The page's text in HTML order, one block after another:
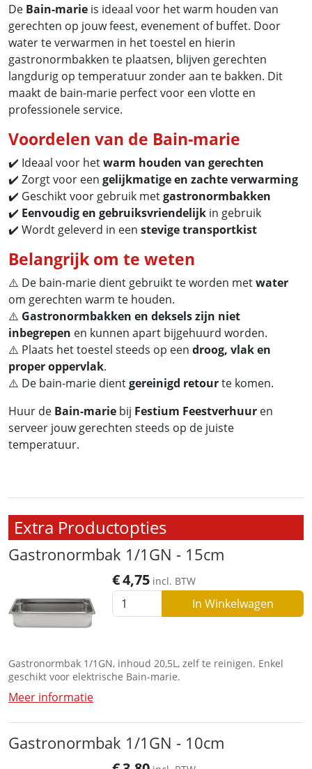
De Bain-marie is ideaal voor het warm houden van
gerechten op jouw feest, evenement of buffet. Door
water te verwarmen in het toestel en hierin
gastronormbakken te plaatsen, blijven gerechten
langdurig op temperatuur zonder aan te bakken. Dit
maakt de bain-marie perfect voor een vlotte en
professionele service.
Voordelen van de Bain-marie
✔️ Ideaal voor hetwarm houden van gerechten
✔️ Zorgt voor een gelijkmatige en zachte verwarming
✔️ Geschikt voor gebruik metgastronormbakken
✔️ Eenvoudig en gebruiksvriendelijk in gebruik
✔️ Wordt geleverd in een stevige transportkist
Belangrijk om te weten
⚠️ De bain-marie dient gebruikt te worden metwater
om gerechten warm te houden.
⚠️ Gastronormbakken en deksels zijn niet
inbegrepen en kunnen apart bijgehuurd worden.
⚠️ Plaats het toestel steeds op een droog, vlak en
proper oppervlak.
⚠️ De bain-marie dientgereinigd retourte komen.
Huur de Bain-marie bij Festium Feestverhuur en
serveer jouw gerechten steeds op de juiste
temperatuur.
Extra Productopties
Gastronormbak 1/1GN - 15cm
€4,75 incl. BTW
In Winkelwagen
Gastronormbak 1/1GN, inhoud 20,5L, zelf te reinigen. Enkel
geschikt voor elektrische Bain-marie.
Meer informatie
Gastronormbak 1/1GN - 10cm